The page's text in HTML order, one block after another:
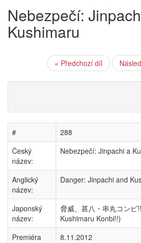
Nebezpečí:
Kushimaru
« Předchozí díl
#
288
Český
název:
Nebezpečí: Jinpachi a
Anglický
název:
Danger: Jinpachi and
Japonský
název:
脅威、甚八・串丸コンビ
Kushimaru Konbi!!)
Premiéra
8.11.2012